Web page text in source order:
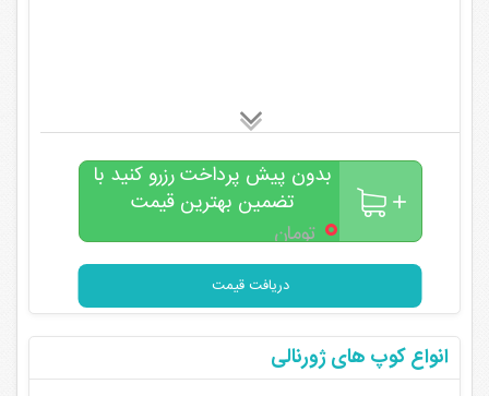
بدون پیش پرداخت رزرو کنید با
تضمین بهترین قیمت
۰تومان
دریافت قیمت
انواع کوپ های ژورنالی